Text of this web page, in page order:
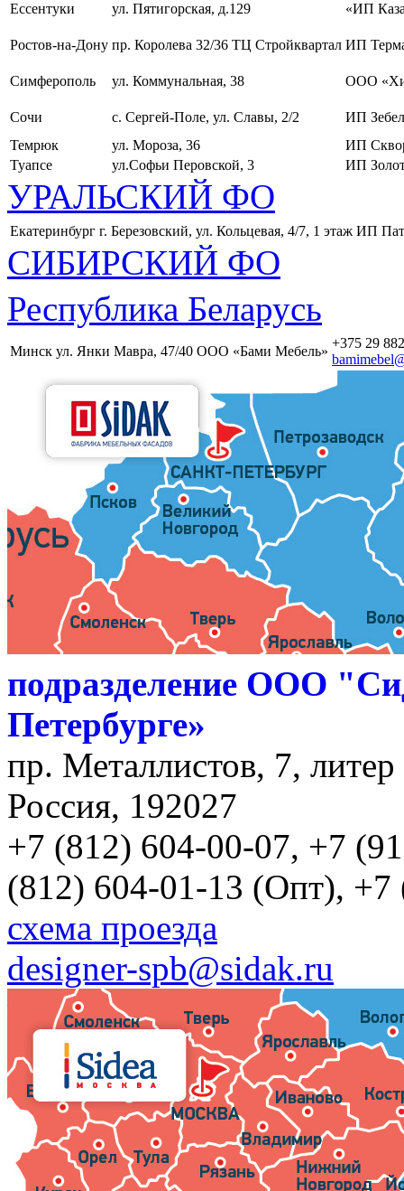
Ессентуки ул. Пятигорская, д.129 «ИП
Ростов-на-Дону пр. Королева 32/36 ТЦ Стройквартал ИП
Симферополь ул. Коммунальная, 38 ООО
Сочи с. Сергей-Поле, ул. Славы, 2/2
ИП
Темрюк
ул. Мороза, 36
ИП
Туапсе
ул.Софьи Перовской, 3 ИП
УРАЛЬСКИЙ ФО
Екатеринбург г. Березовский, ул. Кольцевая, 4/7, 1 этаж ИП
СИБИРСКИЙ ФО
Республика Беларусь
Минск ул. Янки Мавра, 47/40 ООО «Бами Мебель»
+375 29
подразделение ООО
Петербурге»
пр. Металлистов, 7,
Россия, 192027
+7 (812) 604-00-07, +7
(812) 604-01-13 (Опт), +7
схема проезда
designer-spb@sidak.ru